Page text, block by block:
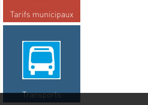
Tarifs municipaux
Transports